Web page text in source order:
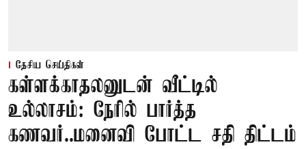
தேசிய செய்திகள்
கள்ளக்காதலனுடன் வீட்டில்
உல்லாசம்: நேரில் பார்த்த
கணவர்..மனைவி போட்ட சதி திட்டம்